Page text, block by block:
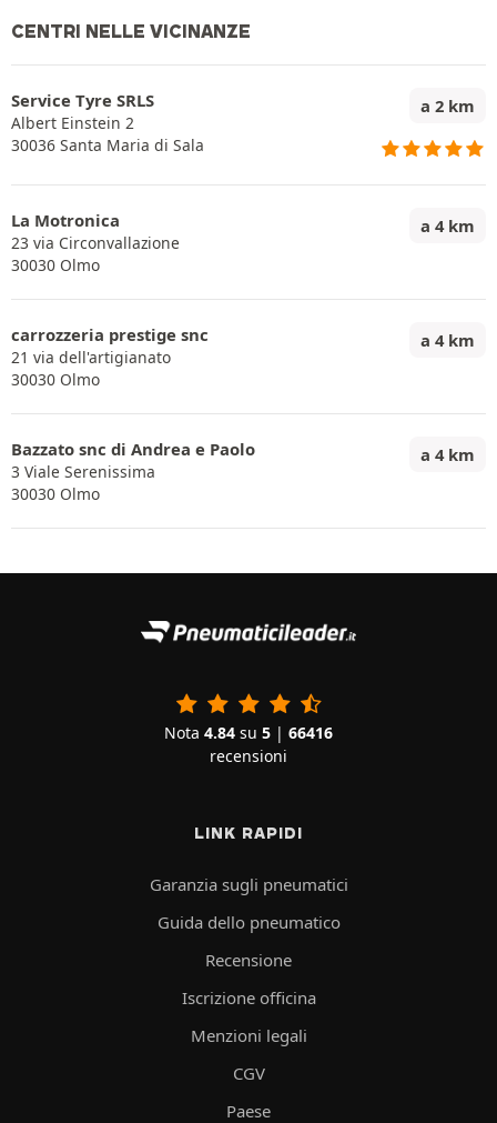
CENTRI NELLE VICINANZE
Service Tyre SRLS
Albert Einstein 2
30036 Santa Maria di Sala
a 2 km
La Motronica
23 via Circonvallazione
30030 Olmo
a 4 km
carrozzeria prestige snc
21 via dell'artigianato
30030 Olmo
a 4 km
Bazzato snc di Andrea e Paolo
3 Viale Serenissima
30030 Olmo
a 4 km
Nota 4.84 su 5 | 66416
recensioni
LINK RAPIDI
Garanzia sugli pneumatici
Guida dello pneumatico
Recensione
Iscrizione officina
Menzioni legali
CGV
Paese